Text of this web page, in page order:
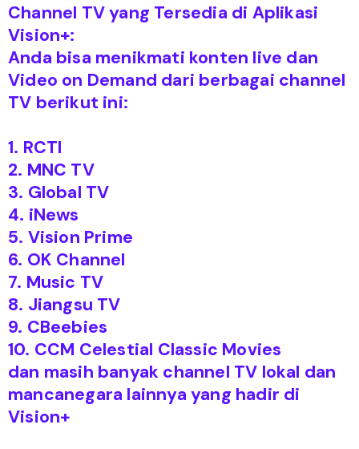
Channel TV yang Tersedia di Aplikasi
Vision+:
Anda bisa menikmati konten live dan
Video on Demand dari berbagai channel
TV berikut ini:
1. RCTI
2. MNC TV
3. Global TV
4. iNews
5. Vision Prime
6. OK Channel
7. Music TV
8. Jiangsu TV
9. CBeebies
10. CCM Celestial Classic Movies
dan masih banyak channel TV lokal dan
mancanegara lainnya yang hadir di
Vision+